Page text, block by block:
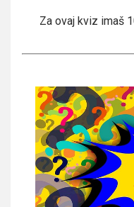
Za ovaj kviz imaš